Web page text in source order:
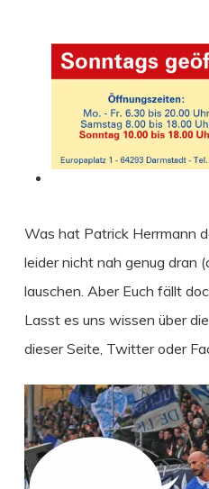
Was hat Patrick Herrmann
leider nicht nah genug dran
lauschen. Aber Euch fällt
Lasst es uns wissen über
dieser Seite, Twitter oder